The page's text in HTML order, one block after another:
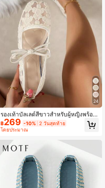
24
รองเท้าบัลเลต์สีขาวสำหรับผู้หญิงพร้อม
โบว์ตกแต่งและงานปักลายดอกไม้, รอง
เท้าแตะฤดูร้อนตาข่ายกลวงระบายอาก
ลี่ยมมีกลิตเตอร์
฿269 -10% 2 วันสุดท้าย
โดยประมาณ